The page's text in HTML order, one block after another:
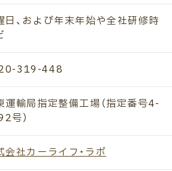
日、および年末年始や全社研修時
319-448
運輸局指定整備工場（指定番号4-
号）
会社カーライフ・ラボ